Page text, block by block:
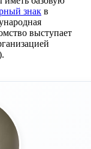
знак в
выступает